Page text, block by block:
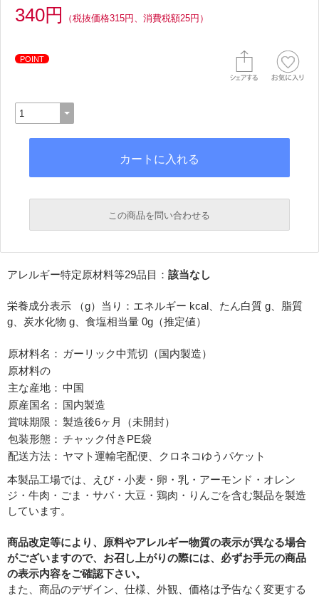
340円 （税抜価格315円、消費税額25円）
POINT
この商品を問い合わせる
必須
Eメール 電話 どちらでもよい
プライバシーポリシーをご確認ください。
アレルギー特定原材料等29品目： 該当なし
栄養成分表示 （g）当り：エネルギー kcal、たん白質 g、脂質
g、炭水化物 g、食塩相当量 0g（推定値）
原材料名： ガーリック中荒切（国内製造）
原材料の
主な産地： 中国
原産国名： 国内製造
賞味期限： 製造後6ヶ月（未開封）
包装形態： チャック付きPE袋
配送方法： ヤマト運輸宅配便、クロネコゆうパケット
本製品工場では、えび・小麦・卵・乳・アーモンド・オレン
ジ・牛肉・ごま・サバ・大豆・鶏肉・りんごを含む製品を製造
しています。
商品改定等により、原料やアレルギー物質の表示が異なる場合
がございますので、お召し上がりの際には、必ずお手元の商品
の表示内容をご確認下さい。
また、商品のデザイン、仕様、外観、価格は予告なく変更する